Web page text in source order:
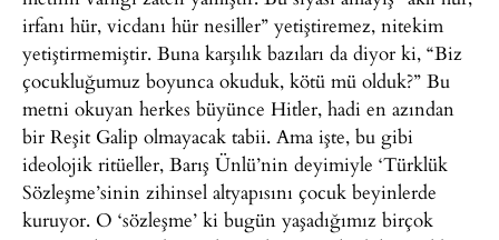
irfanı hür, vicdanı hür nesiller” yetiştiremez, nitekim
yetiştirmemiştir. Buna karşılık bazıları da diyor ki, “Biz
çocukluğumuz boyunca okuduk, kötü mü olduk?” Bu
metni okuyan herkes büyünce Hitler, hadi en azından
bir Reşit Galip olmayacak tabii. Ama işte, bu gibi
ideolojik ritüeller, Barış Ünlü’nin deyimiyle ‘Türklük
Sözleşme’sinin zihinsel altyapısını çocuk beyinlerde
kuruyor. O ‘sözleşme’ ki bugün yaşadığımız birçok